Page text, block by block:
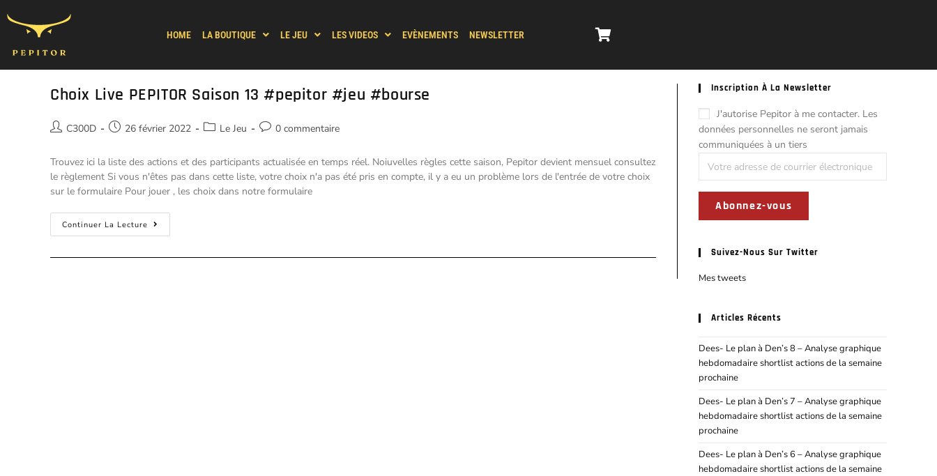
HOME LA BOUTIQUE LE JEU LES VIDEOS EVÈNEMENTS NEWSLETTER
Choix Live PEPITOR Saison 13 #pepitor #jeu #bourse
C300D 26 février 2022 Le Jeu 0 commentaire
Trouvez ici la liste des actions et des participants actualisée en temps réel. Noiuvelles règles cette saison, Pepitor devient mensuel consultez
le règlement Si vous n'êtes pas dans cette liste, votre choix n'a pas été pris en compte, il y a eu un problème lors de l'entrée de votre choix
sur le formulaire Pour jouer , les choix dans notre formulaire
Continuer La Lecture
Inscription À La Newsletter
J'autorise Pepitor à me contacter. Les
données personnelles ne seront jamais
communiquées à un tiers
Suivez-Nous Sur Twitter
Mes tweets
Articles Récents
Dees- Le plan à Den’s 8 – Analyse graphique
hebdomadaire shortlist actions de la semaine
prochaine
Dees- Le plan à Den’s 7 – Analyse graphique
hebdomadaire shortlist actions de la semaine
prochaine
Dees- Le plan à Den’s 6 – Analyse graphique
hebdomadaire shortlist actions de la semaine